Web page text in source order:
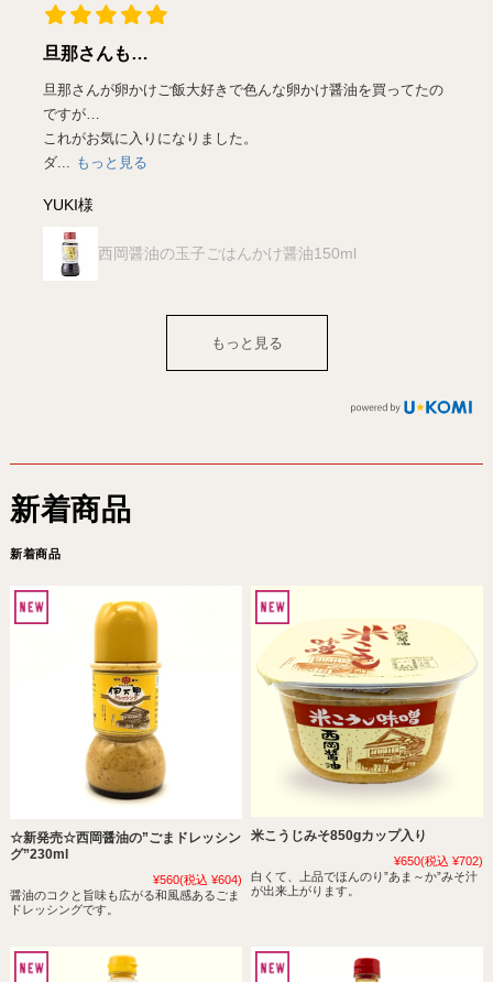
那さんも…
那さんが卵かけご飯大好きで色んな卵かけ醤油を買ってたの
すが…
れがお気に入りになりました。
もっと見る
西岡醤油の玉子ごはんかけ醤油150ml
子供達
もっと見る
新着商品
☆新発売☆西岡醤油の”ごまドレッシン
グ”230ml
¥560(税込 ¥604)
醤油のコクと旨味も広がる和風感あるごま
ドレッシングです。
米こうじみそ850gカップ入り
¥650(税込 ¥702)
白くて、上品でほんのり”あま～か”みそ汁
が出来上がります。